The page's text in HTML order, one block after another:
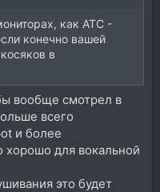
как ATC -
конечно вашей
в
вообще смотрел в
всего
и более
хорошо для вокальной
это будет